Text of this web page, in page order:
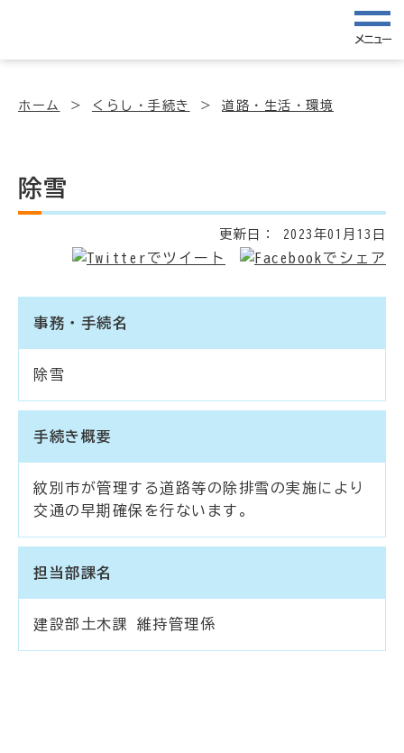
メニュー
ホーム くらし・手続き 道路・生活・環境
除雪
更新日： 2023年01月13日
事務・手続名
除雪
手続き概要
紋別市が管理する道路等の除排雪の実施により
交通の早期確保を行ないます。
担当部課名
建設部土木課 維持管理係